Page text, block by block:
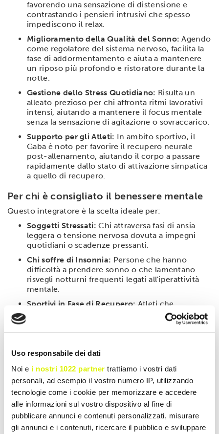
Uso responsabile dei dati
Noi e i nostri 1022 partner trattiamo i vostri dati
personali, ad esempio il vostro numero IP, utilizzando
tecnologie come i cookie per memorizzare e accedere
alle informazioni sul vostro dispositivo al fine di
pubblicare annunci e contenuti personalizzati, misurare
gli annunci e i contenuti, ricercare il pubblico e sviluppare
favorendo una sensazione di distensione e
contrastando i pensieri intrusivi che spesso
impediscono il relax.
Miglioramento della Qualità del Sonno: Agendo
come regolatore del sistema nervoso, facilita la
fase di addormentamento e aiuta a mantenere
un riposo più profondo e ristoratore durante la
notte.
Gestione dello Stress Quotidiano: Risulta un
alleato prezioso per chi affronta ritmi lavorativi
intensi, aiutando a mantenere il focus mentale
senza la sensazione di agitazione o sovraccarico.
Supporto per gli Atleti: In ambito sportivo, il
Gaba è noto per favorire il recupero neurale
post-allenamento, aiutando il corpo a passare
rapidamente dallo stato di attivazione simpatica
a quello di recupero.
Per chi è consigliato il benessere mentale
Questo integratore è la scelta ideale per:
Soggetti Stressati: Chi attraversa fasi di ansia
leggera o tensione nervosa dovuta a impegni
quotidiani o scadenze pressanti.
Chi soffre di Insonnia: Persone che hanno
difficoltà a prendere sonno o che lamentano
risvegli notturni frequenti legati all'iperattività
mentale.
Sportivi in Fase di Recupero: Atleti che
necessitano di ottimizzare i tempi di riposo per
massimizzare la rigenerazione muscolare e
nervosa.
Modalità d'uso
Si consiglia l'assunzione di1 compressa al giorno
preferibilmente la sera poco prima di coricarsi, o
durante la giornata in momenti di particolare
tensione, accompagnata da un bicchiere d'acqua.